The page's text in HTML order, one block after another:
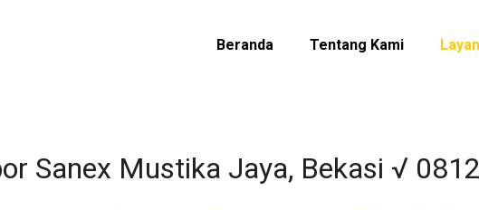
Beranda Tentang Kami
Sanex Mustika Jaya, Bekasi √